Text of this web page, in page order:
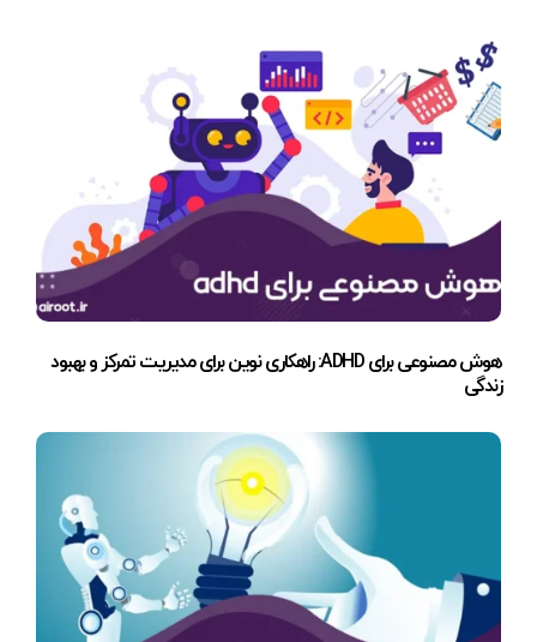
هوش مصنوعی برای ADHD: راهکاری نوین برای مدیریت تمرکز و بهبود
زندگی